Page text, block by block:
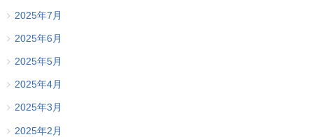
2025年7月
2025年6月
2025年5月
2025年4月
2025年3月
2025年2月